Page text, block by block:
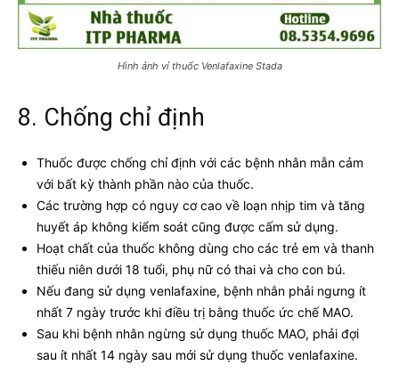
Hình ảnh vỉ thuốc Venlafaxine Stada
8. Chống chỉ định
Thuốc được chống chỉ định với các bệnh nhân mẫn cảm
với bất kỳ thành phần nào của thuốc.
Các trường hợp có nguy cơ cao về loạn nhịp tim và tăng
huyết áp không kiểm soát cũng được cấm sử dụng.
Hoạt chất của thuốc không dùng cho các trẻ em và thanh
thiếu niên dưới 18 tuổi, phụ nữ có thai và cho con bú.
Nếu đang sử dụng venlafaxine, bệnh nhân phải ngưng ít
nhất 7 ngày trước khi điều trị bằng thuốc ức chế MAO.
Sau khi bệnh nhân ngừng sử dụng thuốc MAO, phải đợi
sau ít nhất 14 ngày sau mới sử dụng thuốc venlafaxine.